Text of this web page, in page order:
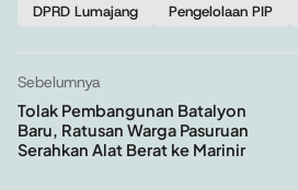
DPRD Lumajang
Pengelolaan PIP
Sebelumnya
Tolak Pembangunan Batalyon
Baru, Ratusan Warga Pasuruan
Serahkan Alat Berat ke Marinir